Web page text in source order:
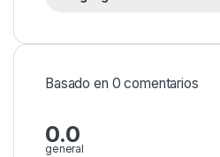
Basado en 0 comentarios
0.0
general